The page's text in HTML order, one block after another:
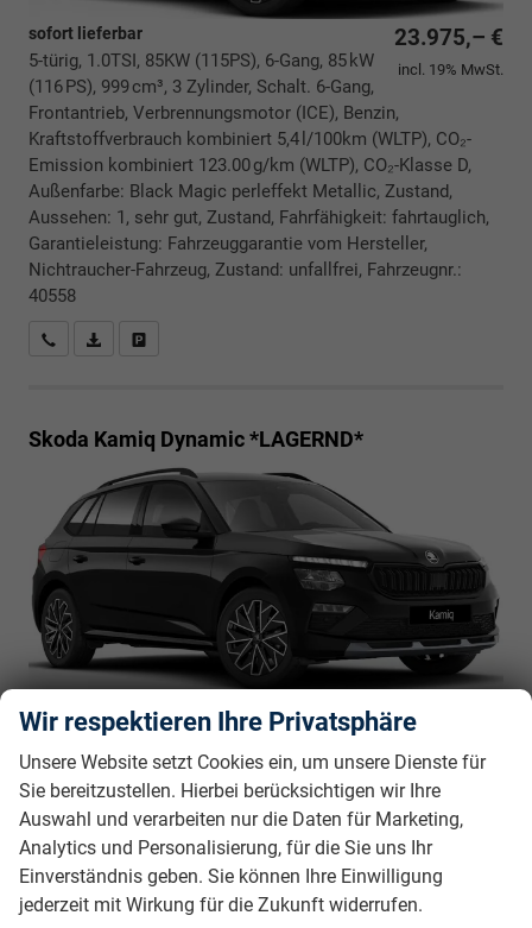
23.975,– €
incl. 19% MwSt.
sofort lieferbar
5-türig, 1.0TSI, 85KW (115PS), 6-Gang, 85 kW
(116 PS), 999 cm³, 3 Zylinder, Schalt. 6-Gang,
Frontantrieb, Verbrennungsmotor (ICE), Benzin,
Kraftstoffverbrauch kombiniert 5,4 l/100km (WLTP), CO₂-
Emission kombiniert 123.00 g/km (WLTP), CO₂-Klasse D,
Außenfarbe: Black Magic perleffekt Metallic, Zustand,
Aussehen: 1, sehr gut, Zustand, Fahrfähigkeit: fahrtauglich,
Garantieleistung: Fahrzeuggarantie vom Hersteller,
Nichtraucher-Fahrzeug, Zustand: unfallfrei, Fahrzeugnr.:
40558
Rückrufbitte absenden
PDF-Datei, Fahrzeugexposé drucken
Skoda Kamiq Dynamic *LAGERND*
23.975,– €
5-türig, 1.0TSI, 85KW (115PS), 6-Gang, 85 kW
(116 PS), 999 cm³, 3 Zylinder, Schalt. 6-Gang,
Frontantrieb, Verbrennungsmotor (ICE), Benzin,
Kraftstoffverbrauch kombiniert 5,4 l/100km (WLTP), CO₂-
Emission kombiniert 123.00 g/km (WLTP), CO₂-Klasse D,
Außenfarbe: Black Magic perleffekt Metallic, Zustand,
Aussehen: 1, sehr gut, Zustand, Fahrfähigkeit: fahrtauglich,
Garantieleistung: Fahrzeuggarantie vom Hersteller,
Wir respektieren Ihre Privatsphäre
Unsere Website setzt Cookies ein, um unsere Dienste für
Sie bereitzustellen. Hierbei berücksichtigen wir Ihre
Auswahl und verarbeiten nur die Daten für Marketing,
Analytics und Personalisierung, für die Sie uns Ihr
Einverständnis geben. Sie können Ihre Einwilligung
jederzeit mit Wirkung für die Zukunft widerrufen.